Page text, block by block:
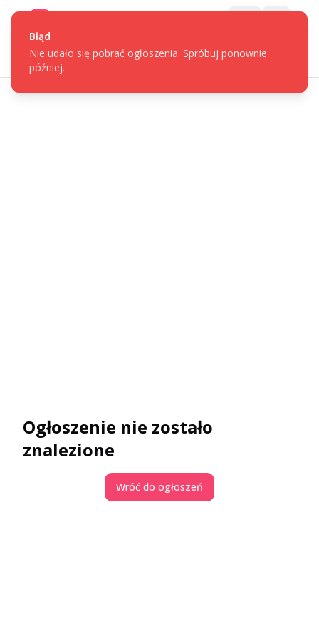
Ogłoszenie nie zostało
znalezione
Wróć do ogłoszeń
Błąd
Nie udało się pobrać ogłoszenia. Spróbuj ponownie
później.